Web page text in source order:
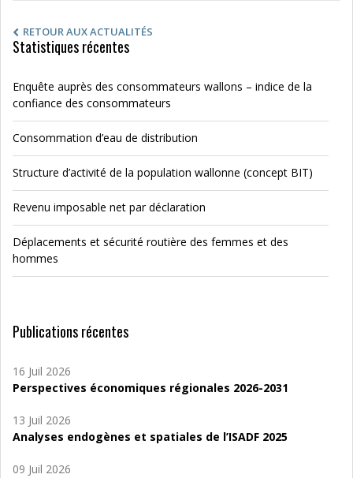
RETOUR AUX ACTUALITÉS
Statistiques récentes
Enquête auprès des consommateurs wallons – indice de la
confiance des consommateurs
Consommation d’eau de distribution
Structure d’activité de la population wallonne (concept BIT)
Revenu imposable net par déclaration
Déplacements et sécurité routière des femmes et des
hommes
Publications récentes
16 Juil 2026
Perspectives économiques régionales 2026-2031
13 Juil 2026
Analyses endogènes et spatiales de l’ISADF 2025
09 Juil 2026